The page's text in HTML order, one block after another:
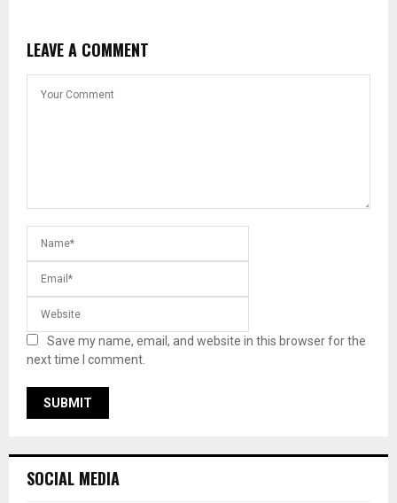
LEAVE A COMMENT
Save my name, email, and website in this browser for the
next time I comment.
SOCIAL MEDIA